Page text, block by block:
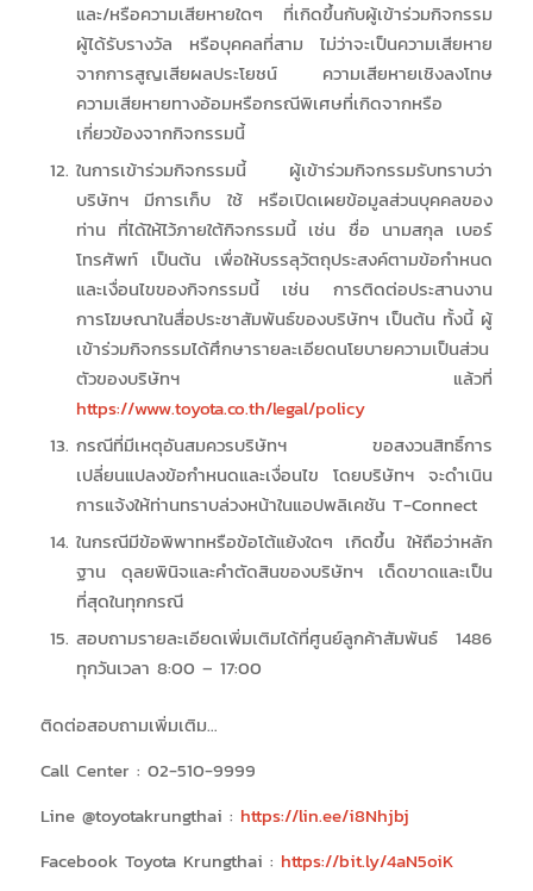
และ/หรือความเสียหายใดๆ ที่เกิดขึ้นกับผู้เข้าร่วมกิจกรรม
ผู้ได้รับรางวัล หรือบุคคลที่สาม ไม่ว่าจะเป็นความเสียหาย
จากการสูญเสียผลประโยชน์ ความเสียหายเชิงลงโทษ
ความเสียหายทางอ้อมหรือกรณีพิเศษที่เกิดจากหรือ
เกี่ยวข้องจากกิจกรรมนี้
ในการเข้าร่วมกิจกรรมนี้ ผู้เข้าร่วมกิจกรรมรับทราบว่า
บริษัทฯ มีการเก็บ ใช้ หรือเปิดเผยข้อมูลส่วนบุคคลของ
ท่าน ที่ได้ให้ไว้ภายใต้กิจกรรมนี้ เช่น ชื่อ นามสกุล เบอร์
โทรศัพท์ เป็นต้น เพื่อให้บรรลุวัตถุประสงค์ตามข้อกำหนด
และเงื่อนไขของกิจกรรมนี้ เช่น การติดต่อประสานงาน
การโฆษณาในสื่อประชาสัมพันธ์ของบริษัทฯ เป็นต้น ทั้งนี้ ผู้
เข้าร่วมกิจกรรมได้ศึกษารายละเอียดนโยบายความเป็นส่วน
ตัวของบริษัทฯ แล้วที่
https://www.toyota.co.th/legal/policy
กรณีที่มีเหตุอันสมควรบริษัทฯ ขอสงวนสิทธิ์การ
เปลี่ยนแปลงข้อกำหนดและเงื่อนไข โดยบริษัทฯ จะดำเนิน
การแจ้งให้ท่านทราบล่วงหน้าในแอปพลิเคชัน T-Connect
ในกรณีมีข้อพิพาทหรือข้อโต้แย้งใดๆ เกิดขึ้น ให้ถือว่าหลัก
ฐาน ดุลยพินิจและคำตัดสินของบริษัทฯ เด็ดขาดและเป็น
ที่สุดในทุกกรณี
สอบถามรายละเอียดเพิ่มเติมได้ที่ศูนย์ลูกค้าสัมพันธ์ 1486
ทุกวันเวลา 8:00 – 17:00
ติดต่อสอบถามเพิ่มเติม…
Call Center : 02-510-9999
Line @toyotakrungthai : https://lin.ee/i8Nhjbj
Facebook Toyota Krungthai : https://bit.ly/4aN5oiK